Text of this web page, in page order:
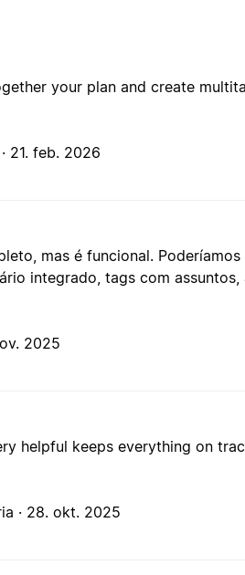
your plan and create
21. feb. 2026
mas é funcional.
integrado, tags com
2025
helpful keeps everything on
· 28. okt. 2025